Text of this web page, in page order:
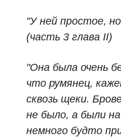
"У ней простое,
(часть 3 глава II)
"Она была очень
что румянец,
сквозь щеки.
не было, а были
немного будто